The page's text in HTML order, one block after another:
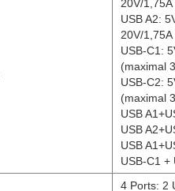
20V/
USB A2:
20V/
USB-C1:
(maximal
USB-C2:
(maximal
USB
USB
USB
USB-C1 +
4 Ports: 2